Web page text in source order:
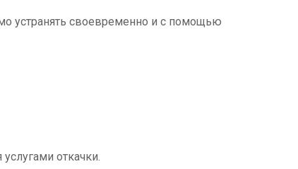
устранять своевременно и с помощью
откачки.